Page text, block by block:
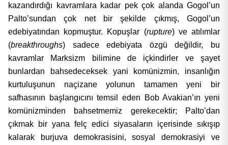
kazandırdığı kavramlara kadar pek çok alanda Gogol’un
Palto’sundan çok net bir şekilde çıkmış, Gogol’un
edebiyatından kopmuştur. Kopuşlar (rupture) ve atılımlar
(breakthroughs) sadece edebiyata özgü değildir, bu
kavramlar Marksizm bilimine de içkindirler ve şayet
bunlardan bahsedeceksek yani komünizmin, insanlığın
kurtuluşunun naçizane yolunun tamamen yeni bir
safhasının başlangıcını temsil eden Bob Avakian’ın yeni
komünizminden bahsetmemiz gerekecektir; Palto’dan
çıkmak bir yana felç edici siyasaların içerisinde sıkışıp
kalarak burjuva demokrasisini, sosyal demokrasiyi ve